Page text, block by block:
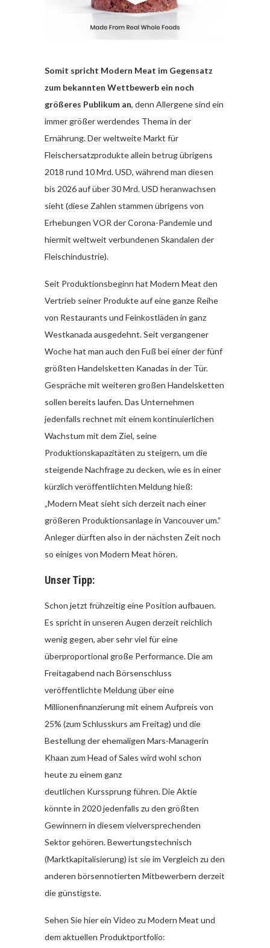
Somit spricht Modern Meat im Gegensatz
zum bekannten Wettbewerb ein noch
größeres Publikum an, denn Allergene sind ein
immer größer werdendes Thema in der
Ernährung. Der weltweite Markt für
Fleischersatzprodukte allein betrug übrigens
2018 rund 10 Mrd. USD, während man diesen
bis 2026 auf über 30 Mrd. USD heranwachsen
sieht (diese Zahlen stammen übrigens von
Erhebungen VOR der Corona-Pandemie und
hiermit weltweit verbundenen Skandalen der
Fleischindustrie).
Seit Produktionsbeginn hat Modern Meat den
Vertrieb seiner Produkte auf eine ganze Reihe
von Restaurants und Feinkostläden in ganz
Westkanada ausgedehnt. Seit vergangener
Woche hat man auch den Fuß bei einer der fünf
größten Handelsketten Kanadas in der Tür.
Gespräche mit weiteren großen Handelsketten
sollen bereits laufen. Das Unternehmen
jedenfalls rechnet mit einem kontinuierlichen
Wachstum mit dem Ziel, seine
Produktionskapazitäten zu steigern, um die
steigende Nachfrage zu decken, wie es in einer
kürzlich veröffentlichten Meldung hieß:
„Modern Meat sieht sich derzeit nach einer
größeren Produktionsanlage in Vancouver um.“
Anleger dürften also in der nächsten Zeit noch
so einiges von Modern Meat hören.
Unser Tipp:
Schon jetzt frühzeitig eine Position aufbauen.
Es spricht in unseren Augen derzeit reichlich
wenig gegen, aber sehr viel für eine
überproportional große Performance. Die am
Freitagabend nach Börsenschluss
veröffentlichte Meldung über eine
Millionenfinanzierung mit einem Aufpreis von
25% (zum Schlusskurs am Freitag) und die
Bestellung der ehemaligen Mars-Managerin
Khaan zum Head of Sales wird wohl schon
heute zu einem ganz
deutlichen Kurssprung führen. Die Aktie
könnte in 2020 jedenfalls zu den größten
Gewinnern in diesem vielversprechenden
Sektor gehören. Bewertungstechnisch
(Marktkapitalisierung) ist sie im Vergleich zu den
anderen börsennotierten Mitbewerbern derzeit
die günstigste.
Sehen Sie hier ein Video zu Modern Meat und
dem aktuellen Produktportfolio: